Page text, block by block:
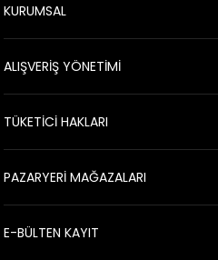
KURUMSAL
ALIŞVERİŞ YÖNETİMİ
TÜKETİCİ HAKLARI
PAZARYERİ MAĞAZALARI
E-BÜLTEN KAYIT